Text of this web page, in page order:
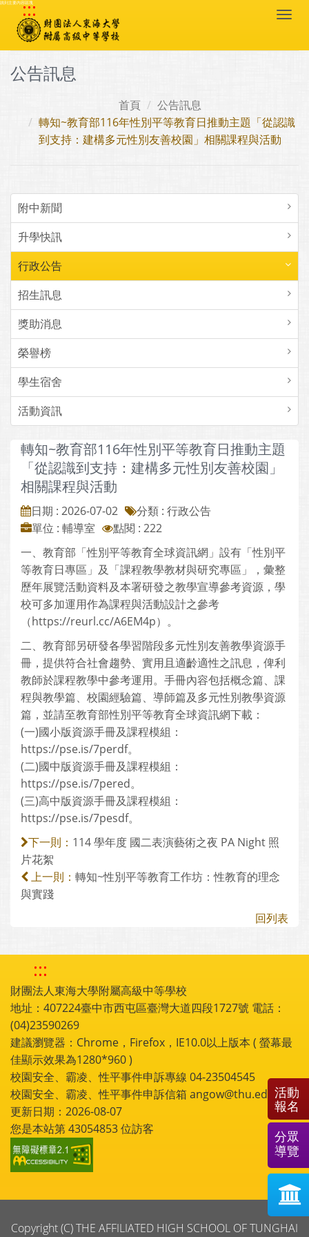
跳到主要內容區塊
:::
公告訊息
首頁
公告訊息
轉知~教育部116年性別平等教育日推動主題「從認識
到支持：建構多元性別友善校園」相關課程與活動
附中新聞
升學快訊
行政公告
招生訊息
獎助消息
榮譽榜
學生宿舍
活動資訊
轉知~教育部116年性別平等教育日推動主題
「從認識到支持：建構多元性別友善校園」
相關課程與活動
日期 : 2026-07-02
分類 : 行政公告
單位 : 輔導室
點閱 : 222
一、教育部「性別平等教育全球資訊網」設有「性別平
等教育日專區」及「課程教學教材與研究專區」，彙整
歷年展覽活動資料及本署研發之教學宣導參考資源，學
校可多加運用作為課程與活動設計之參考
（https://reurl.cc/A6EM4p）。
二、教育部另研發各學習階段多元性別友善教學資源手
冊，提供符合社會趨勢、實用且適齡適性之訊息，俾利
教師於課程教學中參考運用。手冊內容包括概念篇、課
程與教學篇、校園經驗篇、導師篇及多元性別教學資源
篇，並請至教育部性別平等教育全球資訊網下載：
(一)國小版資源手冊及課程模組：
https://pse.is/7perdf。
(二)國中版資源手冊及課程模組：
https://pse.is/7pered。
(三)高中版資源手冊及課程模組：
https://pse.is/7pesdf。
下一則： 114 學年度 國二表演藝術之夜 PA Night 照
片花絮
上一則： 轉知~性別平等教育工作坊：性教育的理念
與實踐
回列表
:::
財團法人東海大學附屬高級中等學校
地址：407224臺中市西屯區臺灣大道四段1727號 電話：
(04)23590269
建議瀏覽器：Chrome，Firefox，IE10.0以上版本 ( 螢幕最
佳顯示效果為1280*960 )
校園安全、霸凌、性平事件申訴專線 04-23504545
校園安全、霸凌、性平事件申訴信箱 angow@thu.edu.tw
更新日期：2026-08-07
您是本站第43054853位訪客
Copyright (C) THE AFFILIATED HIGH SCHOOL OF TUNGHAI
活動
報名
分眾
導覽